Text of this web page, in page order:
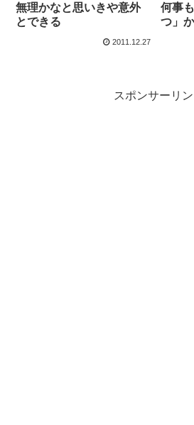
無理かなと思いきや意外
とできる
2011.12.27
何事
つ」
スポンサーリン